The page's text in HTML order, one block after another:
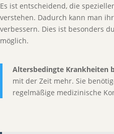
Es ist entscheidend, die
verstehen. Dadurch kann man
verbessern. Dies ist besonders
möglich.
Altersbedingte Krankheiten
mit der Zeit mehr. Sie
regelmäßige medizinische